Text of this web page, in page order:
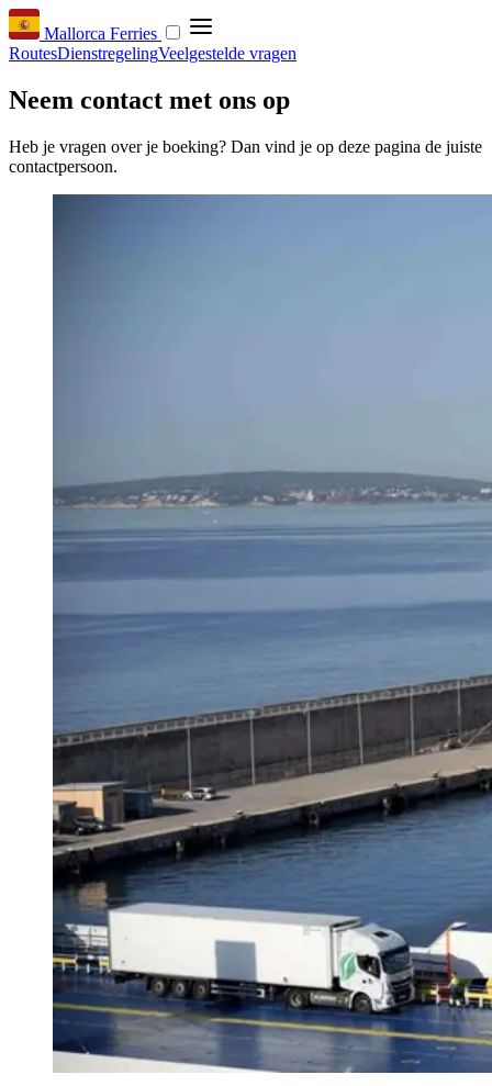
Mallorca Ferries
RoutesDienstregelingVeelgestelde vragen
Neem contact met ons op
Heb je vragen over je boeking? Dan vind je op deze pagina de juiste
contactpersoon.